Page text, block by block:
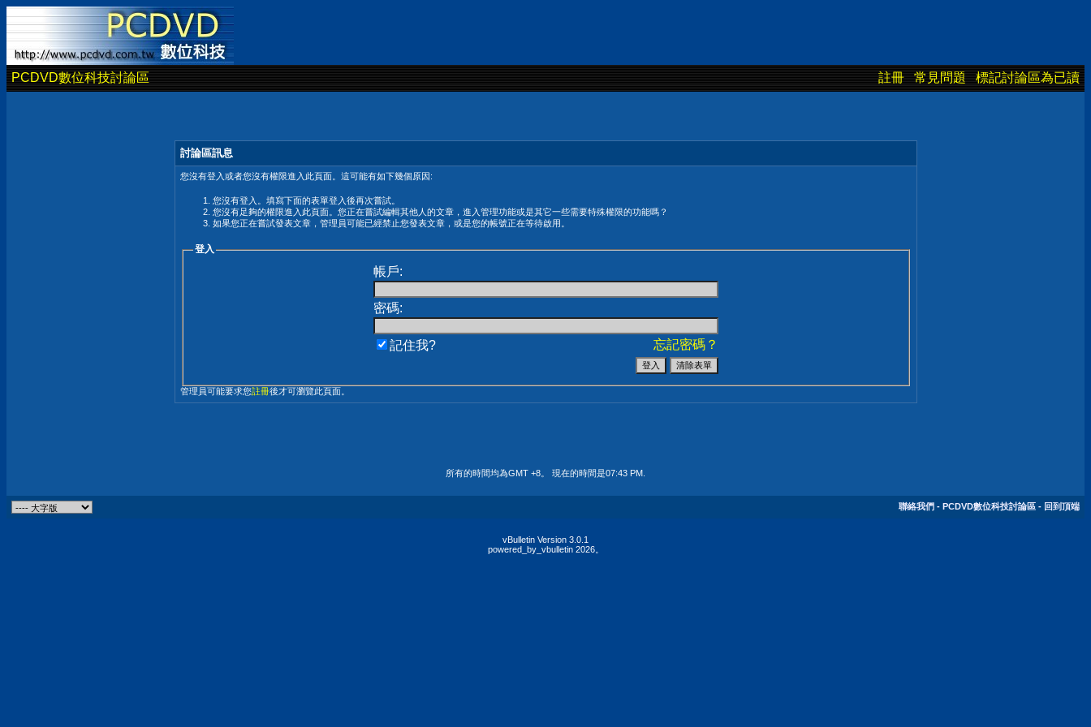
PCDVD數位科技討論區 註冊 常見問題 標記討論區為已讀
討論區訊息
您沒有登入或者您沒有權限進入此頁面。這可能有如下幾個原因:
您沒有登入。填寫下面的表單登入後再次嘗試。
您沒有足夠的權限進入此頁面。您正在嘗試編輯其他人的文章，進入管理功能或是其它一些需要特殊權限的功能嗎？
如果您正在嘗試發表文章，管理員可能已經禁止您發表文章，或是您的帳號正在等待啟用。
登入
帳戶:
密碼:
忘記密碼？
記住我?
管理員可能要求您註冊後才可瀏覽此頁面。
所有的時間均為GMT +8。 現在的時間是07:43 PM
聯絡我們 - PCDVD數位科技討論區 - 回到頂端
vBulletin Version 3.0.1
powered_by_vbulletin 2026。